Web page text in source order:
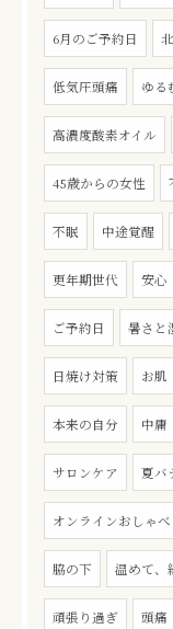
6月のご予約日
低気圧頭痛 ゆる
高濃度酸素オイル
45歳からの女性
不眠 中途覚醒
更年期世代 安心
ご予約日 暑さと
日焼け対策 お肌
本来の自分 中庸
サロンケア 夏バ
オンラインおしゃ
脇の下 温めて、
頑張り過ぎ 頭痛